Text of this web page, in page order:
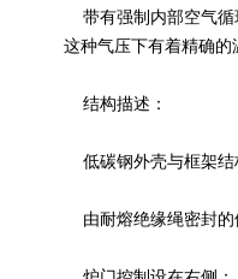
带有强制内部空气循
这种气压下有着精确
结构描述：
低碳钢外壳与框架结
由耐熔绝缘绳密封的